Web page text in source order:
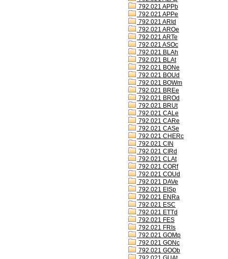
792.021 APPb
792.021 APPe
792.021 ARId
792.021 AROe
792.021 ARTe
792.021 ASOc
792.021 BLAh
792.021 BLAt
792.021 BONe
792.021 BOUd
792.021 BOWm
792.021 BREe
792.021 BROd
792.021 BRUt
792.021 CALe
792.021 CARe
792.021 CASe
792.021 CHERc
792.021 CIN
792.021 CIRd
792.021 CLAt
792.021 CORf
792.021 COUd
792.021 DAVe
792.021 EISp
792.021 ENRa
792.021 ESC
792.021 ETTd
792.021 FES
792.021 FRIs
792.021 GOMp
792.021 GONc
792.021 GOOb